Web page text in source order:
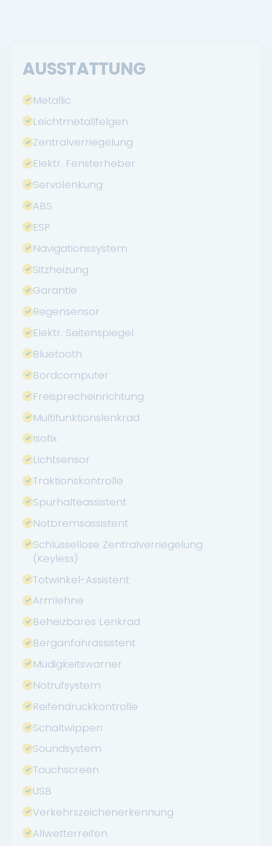
AUSSTATTUNG
Metallic
Leichtmetallfelgen
Zentralverriegelung
Elektr. Fensterheber
Servolenkung
ABS
ESP
Navigationssystem
Sitzheizung
Garantie
Regensensor
Elektr. Seitenspiegel
Bluetooth
Bordcomputer
Freisprecheinrichtung
Multifunktionslenkrad
Isofix
Lichtsensor
Traktionskontrolle
Spurhalteassistent
Notbremsassistent
Schlüssellose Zentralverriegelung
(Keyless)
Totwinkel-Assistent
Armlehne
Beheizbares Lenkrad
Berganfahrassistent
Müdigkeitswarner
Notrufsystem
Reifendruckkontrolle
Schaltwippen
Soundsystem
Touchscreen
USB
Verkehrszeichenerkennung
Allwetterreifen